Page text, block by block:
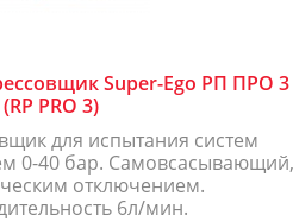
Super-Ego РП ПРО 3
(RP PRO 3)
для испытания систем
0-40 бар. Самовсасывающий,
отключением.
6л/мин.